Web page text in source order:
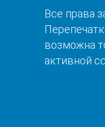
Все права
возможна
активной